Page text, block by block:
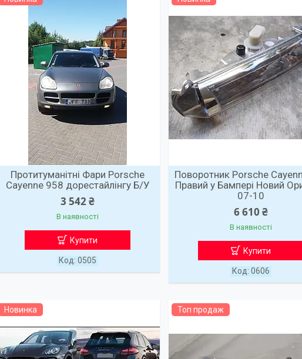
Протитуманітні Фари Porsche
Cayenne 958 дорестайлінгу Б/У
3 542 ₴
В наявності
Купити
0505
Поворотник Porsche
Правий у Бампері Новий
07-10
6 610 ₴
В наявності
Купити
0606
Новинка Топ продаж